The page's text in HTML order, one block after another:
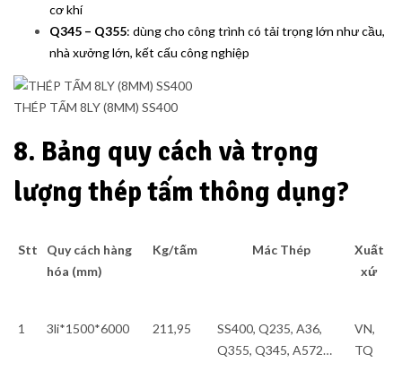
cơ khí
Q345 – Q355: dùng cho công trình có tải trọng lớn như cầu,
nhà xưởng lớn, kết cấu công nghiệp
THÉP TẤM 8LY (8MM) SS400
8. Bảng quy cách và trọng
lượng thép tấm thông dụng?
Stt
Quy cách hàng
hóa (mm)
Kg/tấm Mác Thép
Xuất
xứ
1 3li*1500*6000 211,95
SS400, Q235, A36,
Q355, Q345, A572…
VN,
TQ